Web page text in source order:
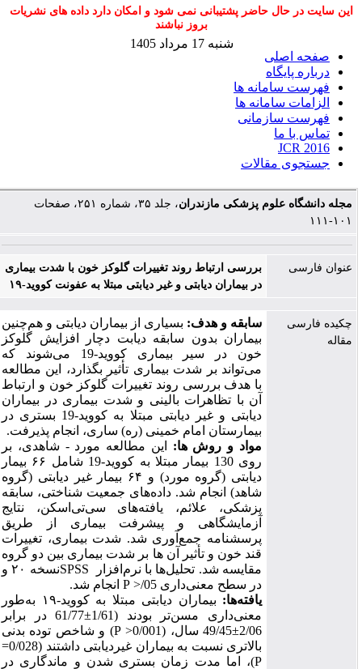
این سایت در حال حاضر پشتیبانی نمی شود و امکان دارد داده های نشریات
بروز نباشند
صفحه اصلی
درباره پایگاه
فهرست سامانه ها
الزامات سامانه ها
فهرست سازمانی
تماس با ما
JCR 2016
جستجوی مقالات
شنبه 17 مرداد 1405
مجله دانشگاه علوم پزشکی مازندران
، جلد ۳۵، شماره ۲۵۱، صفحات
۱۰۱-۱۱۱
عنوان فارسی
بررسی ارتباط روند تغییرات گلوکز خون با شدت بیماری
در بیماران دیابتی و غیر دیابتی مبتلا به عفونت کووید-۱۹
چکیده فارسی
مقاله
سابقه و هدف: بسیاری از بیماران دیابتی و هم‌چنین
بیماران بدون سابقه دیابت دچار افزایش گلوکز
خون در سیر بیماری کووید-19 می‌شوند که
می‌تواند بر شدت بیماری تأثیر بگذارد،این مطالعه
با هدف بررسی روند تغییرات گلوکز خون و ارتباط
آن با تظاهرات بالینی و شدت بیماری در بیماران
دیابتی و غیر دیابتی مبتلا به کووید-19 بستری در
بیمارستان امام خمینی (ره) ساری، انجام پذیرفت.
مواد و روشها: این مطالعه مورد - شاهدی، بر
روی 130 بیمار مبتلا به کووید-19 شامل
۶۶ بیمار
دیابتی (گروه مورد) و ۶۴ بیمار غیر دیابتی (گروه
شاهد)انجام شد. داده‌های جمعیت ‌شناختی، سابقه
پزشکی، علائم، یافته‌های سی‌تی‌اسکن، نتایج
آزمایشگاهی و پیشرفت بیماری از طریق
پرسشنامه جمع‌آوری شد. شدت بیماری، تغییرات
قند خون و تأثیر آن ها بر شدت بیماری بین دو گروه
مقایسه شد.تحلیل‌ها با نرم‌افزارSPSS
نسخه ۲۰ و
در سطح معنی‌داری 05/
<
P انجام شد.
یافتهها: بیماران دیابتی مبتلا به کووید-۱۹به‌طور
معنی‌داری مسن‌تر بودند (
1/61
±
61/77در برابر
2/06
±
49/45سال، (0/001 <
P
)و شاخص توده بدنی
بالاتری نسبت به بیماران غیردیابتی داشتند (0/028=
)، اما مدت زمان بستری شدن و ماندگاری در